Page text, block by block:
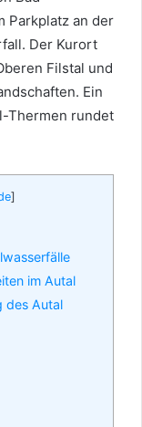
Parkplatz an der
Der Kurort
Filstal und
Ein
Thermen rundet
]
im Autal
des Autal